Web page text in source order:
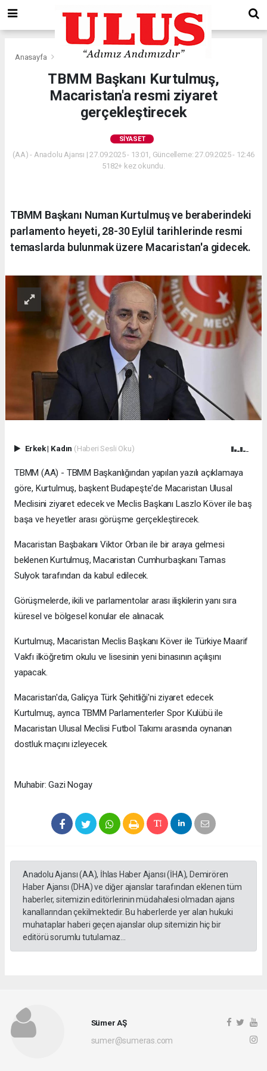
Anasayfa
TBMM Başkanı Kurtulmuş,
Macaristan'a resmi ziyaret
gerçekleştirecek
SIYASET
(AA) - Anadolu Ajansı | 27.09.2025 - 13:01, Güncelleme: 27.09.2025 - 12:46
5182+ kez okundu.
TBMM Başkanı Numan Kurtulmuş ve beraberindeki
parlamento heyeti, 28-30 Eylül tarihlerinde resmi
temaslarda bulunmak üzere Macaristan'a gidecek.
Erkek| Kadın (Haberi Sesli Oku)
TBMM (AA) - TBMM Başkanlığından yapılan yazılı açıklamaya
göre, Kurtulmuş, başkent Budapeşte'de Macaristan Ulusal
Meclisini ziyaret edecek ve Meclis Başkanı Laszlo Köver ile baş
başa ve heyetler arası görüşme gerçekleştirecek.
Macaristan Başbakanı Viktor Orban ile bir araya gelmesi
beklenen Kurtulmuş, Macaristan Cumhurbaşkanı Tamas
Sulyok tarafından da kabul edilecek.
Görüşmelerde, ikili ve parlamentolar arası ilişkilerin yanı sıra
küresel ve bölgesel konular ele alınacak.
Kurtulmuş, Macaristan Meclis Başkanı Köver ile Türkiye Maarif
Vakfı ilköğretim okulu ve lisesinin yeni binasının açılışını
yapacak.
Macaristan'da, Galiçya Türk Şehitliği'ni ziyaret edecek
Kurtulmuş, ayrıca TBMM Parlamenterler Spor Kulübü ile
Macaristan Ulusal Meclisi Futbol Takımı arasında oynanan
dostluk maçını izleyecek.
Muhabir: Gazi Nogay
Anadolu Ajansı (AA), İhlas Haber Ajansı (İHA), Demirören
Haber Ajansı (DHA) ve diğer ajanslar tarafından eklenen tüm
haberler, sitemizin editörlerinin müdahalesi olmadan ajans
kanallarından çekilmektedir. Bu haberlerde yer alan hukuki
muhataplar haberi geçen ajanslar olup sitemizin hiç bir
editörü sorumlu tutulamaz...
Sümer AŞ
sumer@sumeras.com